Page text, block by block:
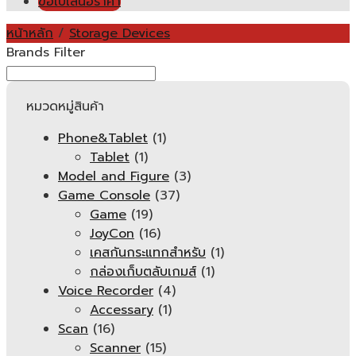
หน้าหลัก / Storage Devices
Brands Filter
หมวดหมู่สินค้า
Phone&Tablet (1)
Tablet (1)
Model and Figure (3)
Game Console (37)
Game (19)
JoyCon (16)
เคสกันกระแทกสำหรับ (1)
กล่องเก็บตลับเกมส์ (1)
Voice Recorder (4)
Accessary (1)
Scan (16)
Scanner (15)